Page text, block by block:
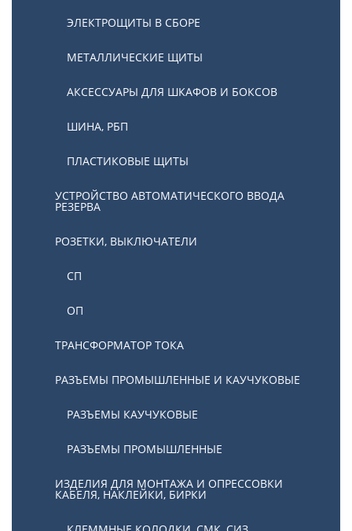
ЭЛЕКТРОЩИТЫ В СБОРЕ
МЕТАЛЛИЧЕСКИЕ ЩИТЫ
АКСЕССУАРЫ ДЛЯ ШКАФОВ И БОКСОВ
ШИНА, РБП
ПЛАСТИКОВЫЕ ЩИТЫ
УСТРОЙСТВО АВТОМАТИЧЕСКОГО ВВОДА
РЕЗЕРВА
РОЗЕТКИ, ВЫКЛЮЧАТЕЛИ
СП
ОП
ТРАНСФОРМАТОР ТОКА
РАЗЪЕМЫ ПРОМЫШЛЕННЫЕ И КАУЧУКОВЫЕ
РАЗЪЕМЫ КАУЧУКОВЫЕ
РАЗЪЕМЫ ПРОМЫШЛЕННЫЕ
ИЗДЕЛИЯ ДЛЯ МОНТАЖА И ОПРЕССОВКИ
КАБЕЛЯ, НАКЛЕЙКИ, БИРКИ